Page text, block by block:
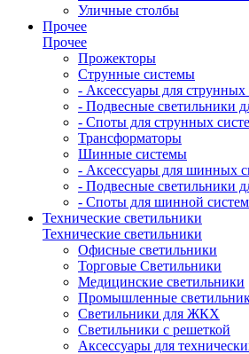
Уличные столбы
Прочее
Прочее
Прожекторы
Струнные системы
- Аксессуары для струнных
- Подвесные светильники
- Споты для струнных
Трансформаторы
Шинные системы
- Аксессуары для шинных
- Подвесные светильники
- Споты для шинной
Технические светильники
Технические светильники
Офисные светильники
Торговые Светильники
Медицинские светильники
Промышленные
Светильники для ЖКХ
Светильники с решеткой
Аксессуары для